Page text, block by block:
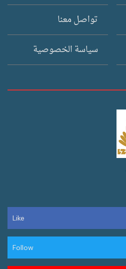
تواصل معنا
سياسة الخصوصية
Like
Follow